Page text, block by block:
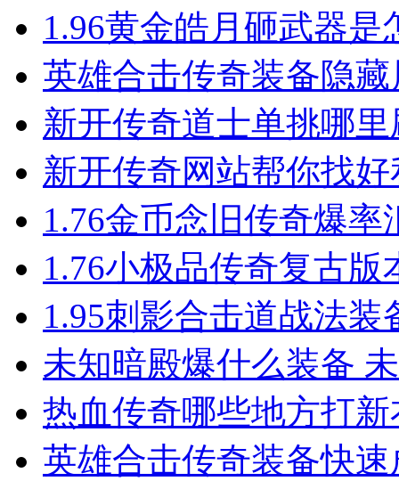
1.96黄金皓月砸武器
英雄合击​传奇装备隐
新开传奇道士单挑哪
新开传奇网站帮你找
1.76金币念旧传奇爆率
1.76小极品传奇复古
1.95刺影合击道战法
未知暗殿爆什么装备
热血传奇哪些地方打
英雄合击传奇装备快